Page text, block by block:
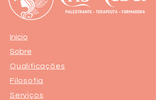
Início
Sobre
Qualificações
Filosofia
Serviços